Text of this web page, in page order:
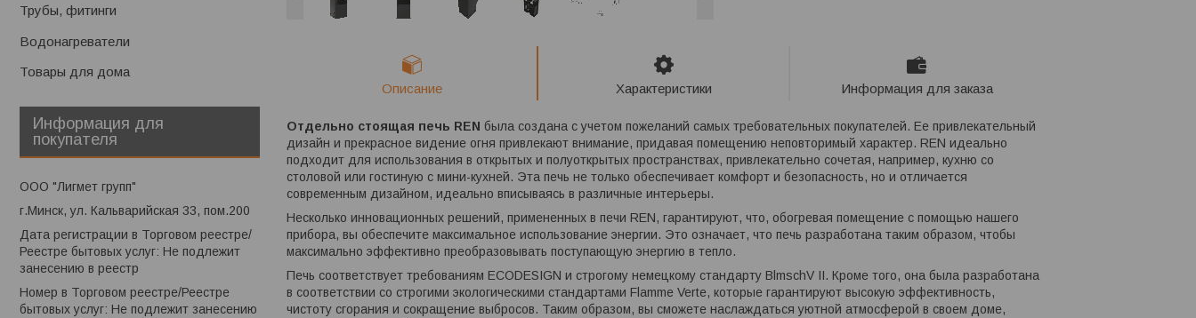
Описание Характеристики Информация для заказа
Отдельно стоящая печь REN была создана с учетом пожеланий самых требовательных покупателей. Ее привлекательный
дизайн и прекрасное видение огня привлекают внимание, придавая помещению неповторимый характер. REN идеально
подходит для использования в открытых и полуоткрытых пространствах, привлекательно сочетая, например, кухню со
столовой или гостиную с мини-кухней. Эта печь не только обеспечивает комфорт и безопасность, но и отличается
современным дизайном, идеально вписываясь в различные интерьеры.
Несколько инновационных решений, примененных в печи REN, гарантируют, что, обогревая помещение с помощью нашего
прибора, вы обеспечите максимальное использование энергии. Это означает, что печь разработана таким образом, чтобы
максимально эффективно преобразовывать поступающую энергию в тепло.
Печь соответствует требованиям ECODESIGN и строгому немецкому стандарту BlmschV II. Кроме того, она была разработана
в соответствии со строгими экологическими стандартами Flamme Verte, которые гарантируют высокую эффективность,
чистоту сгорания и сокращение выбросов. Таким образом, вы сможете наслаждаться уютной атмосферой в своем доме,
Трубы, фитинги
Водонагреватели
Товары для дома
Информация для
покупателя
ООО "Лигмет групп"
г.Минск, ул. Кальварийская 33, пом.200
Дата регистрации в Торговом реестре/
Реестре бытовых услуг: Не подлежит
занесению в реестр
Номер в Торговом реестре/Реестре
бытовых услуг: Не подлежит занесению